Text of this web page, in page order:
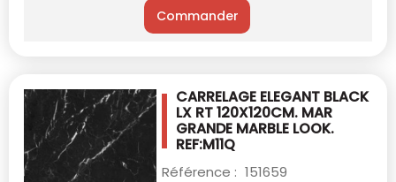
Commander
CARRELAGE ELEGANT BLACK
LX RT 120X120CM. MAR
GRANDE MARBLE LOOK.
REF:M11Q
Référence : 151659